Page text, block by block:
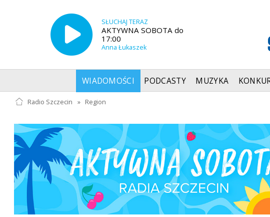
SŁUCHAJ TERAZ
AKTYWNA SOBOTA do
17:00
Anna Łukaszek
WIADOMOŚCI PODCASTY MUZYKA
Radio Szczecin » Region